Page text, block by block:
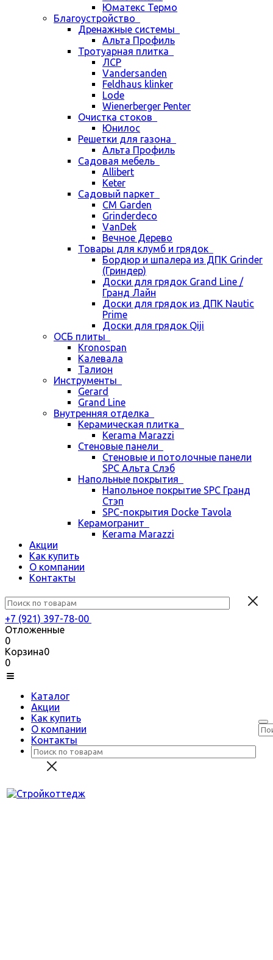
Юматекс Термо
Благоустройство
Дренажные системы
Альта Профиль
Тротуарная плитка
ЛСР
Vandersanden
Feldhaus klinker
Lode
Wienerberger Penter
Очистка стоков
Юнилос
Решетки для газона
Альта Профиль
Садовая мебель
Allibert
Keter
Садовый паркет
CM Garden
Grinderdeco
VanDek
Вечное Дерево
Товары для клумб и грядок
Бордюр и шпалера из ДПК Grinder
(Гриндер)
Доски для грядок Grand Line /
Гранд Лайн
Доски для грядок из ДПК Nautic
Prime
Доски для грядок Qiji
ОСБ плиты
Kronospan
Калевала
Талион
Инструменты
Gerard
Grand Line
Внутренняя отделка
Керамическая плитка
Kerama Marazzi
Стеновые панели
Стеновые и потолочные панели
SPC Альта Слэб
Напольные покрытия
Напольное покрытие SPC Гранд
Стэп
SPC-покрытия Docke Tavola
Керамогранит
Kerama Marazzi
Акции
Как купить
О компании
Контакты
+7 (921) 397-78-00
Отложенные
0
Корзина0
0
Каталог
Акции
Как купить
О компании
Контакты